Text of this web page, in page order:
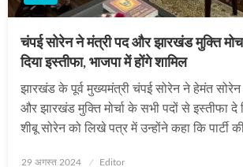
चंपई सोरेन ने मंत्री पद और झारखंड मुक्ति
दिया इस्‍तीफा, भाजपा में होंगे शामिल
झारखंड के पूर्व मुख्‍यमंत्री चंपई सोरेन ने हेमंत
और झारखंड मुक्ति मोर्चा के सभी पदों से इस्‍तीफा दे
शीबू सोरेन को लिखे पत्र में उन्‍होंने कहा कि पार्टी
Posted
29 अगस्त 2024 Editor